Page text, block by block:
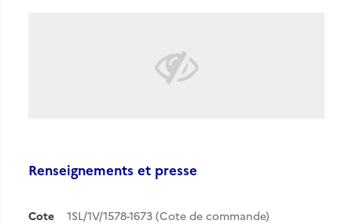
Renseignements et presse
Cote 1SL/1V/1578-1673 (Cote de commande)